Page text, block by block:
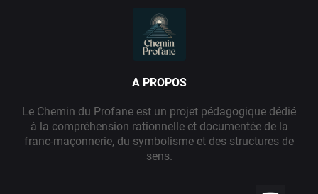
A PROPOS
Le Chemin du Profane est un projet pédagogique dédié
à la compréhension rationnelle et documentée de la
franc-maçonnerie, du symbolisme et des structures de
sens.